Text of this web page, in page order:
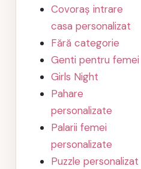
Covoraș intrare
casa personalizat
Fără categorie
Genti pentru femei
Girls Night
Pahare
personalizate
Palarii femei
personalizate
Puzzle personalizat